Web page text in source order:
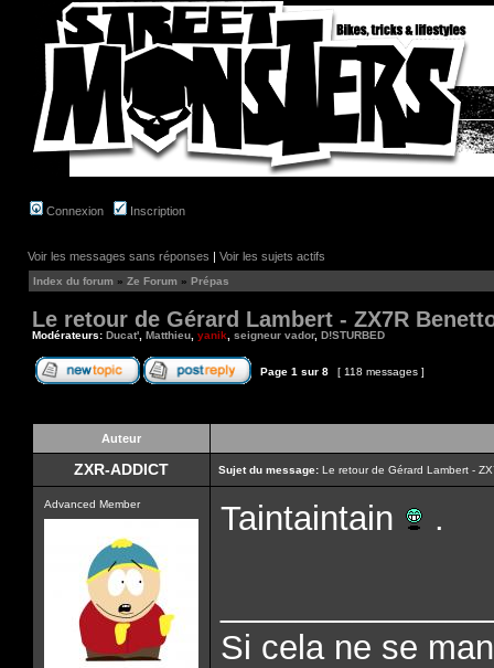
Connexion Inscription
Voir les messages sans réponses | Voir les sujets actifs
Index du forum » Ze Forum » Prépas
Le retour de Gérard Lambert - ZX7R
Modérateurs: Ducat' Matthieu yanik seigneur vador, D!STURBED
Page 1 sur 8 [ 118 messages ]
Auteur
ZXR-ADDICT Sujet du message: Le retour de Gérard Lambert -
Advanced Member Taintaintain .
Si cela ne se